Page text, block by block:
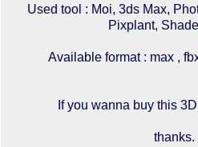
Used tool : Moi, 3ds Max,
Pixplant,
Available format : max ,
If you wanna buy this
thanks.